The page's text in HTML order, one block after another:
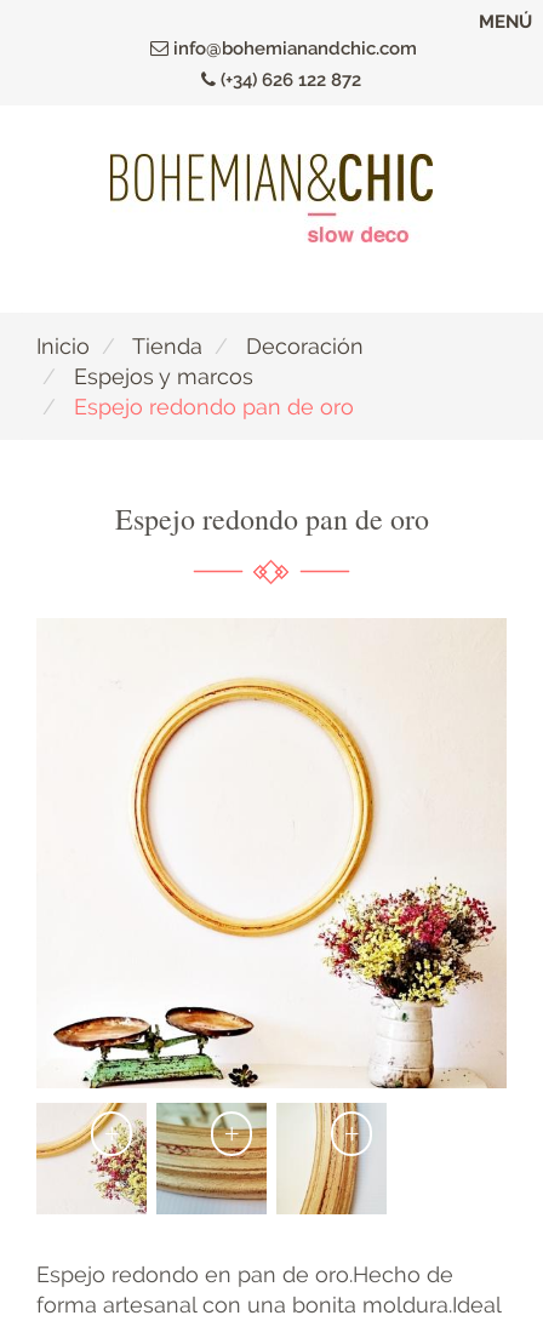
info@bohemianandchic.com
(+34) 626 122 872
MENÚ
Inicio Tienda
Decoración
Espejos y marcos
Espejo redondo pan de oro
Espejo redondo pan de oro
+ + +
Espejo redondo en pan de oro.Hecho de
forma artesanal con una bonita moldura.Ideal